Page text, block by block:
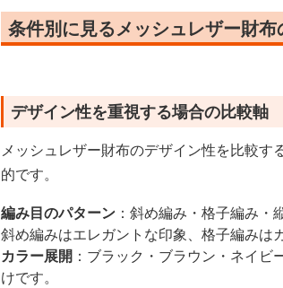
条件別に見るメッシュレザー財布
デザイン性を重視する場合の比較軸
メッシュレザー財布のデザイン性を比較す
的です。
編み目のパターン ：斜め編み・格子編み・
斜め編みはエレガントな印象、格子編みは
カラー展開 ：ブラック・ブラウン・ネイ
けです。